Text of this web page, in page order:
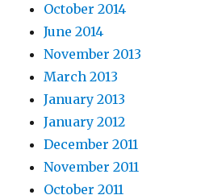
October 2014
June 2014
November 2013
March 2013
January 2013
January 2012
December 2011
November 2011
October 2011